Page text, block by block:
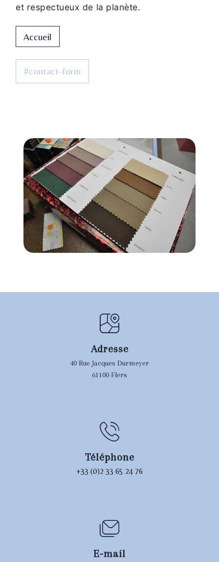
et respectueux de la planète.
Accueil
#contact-form
Adresse
40 Rue Jacques Durmeyer
61100 Flers
Téléphone
+33 (0)2 33 65 24 76
E-mail